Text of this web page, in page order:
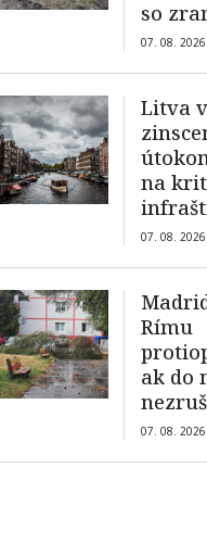
so
07. 08.
Litva
na
07. 08.
Rímu
ak do
07. 08.